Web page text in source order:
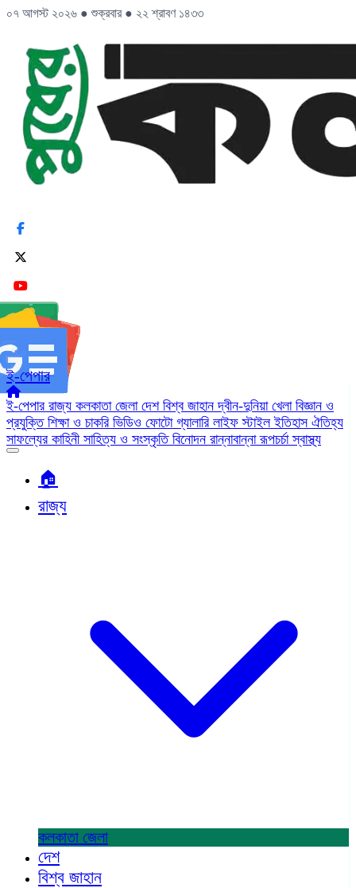
০৭ আগস্ট ২০২৬ ● শুক্রবার ● ২২ শ্রাবণ ১৪৩৩
ই-পেপার
ই-পেপার রাজ্য কলকাতা জেলা দেশ বিশ্ব জাহানদ্বীন-দুনিয়া খেলা বিজ্ঞান ও
প্রযুক্তি শিক্ষা ও চাকরি ভিডিও ফোটো গ্যালারি লাইফ স্টাইলইতিহাস ঐতিহ্য
সাফল্যের কাহিনী সাহিত্য ও সংস্কৃতি বিনোদন রান্নাবান্নারূপচর্চাস্বাস্থ্য
🏠︎
রাজ্য
কলকাতা জেলা
দেশ
বিশ্ব জাহান